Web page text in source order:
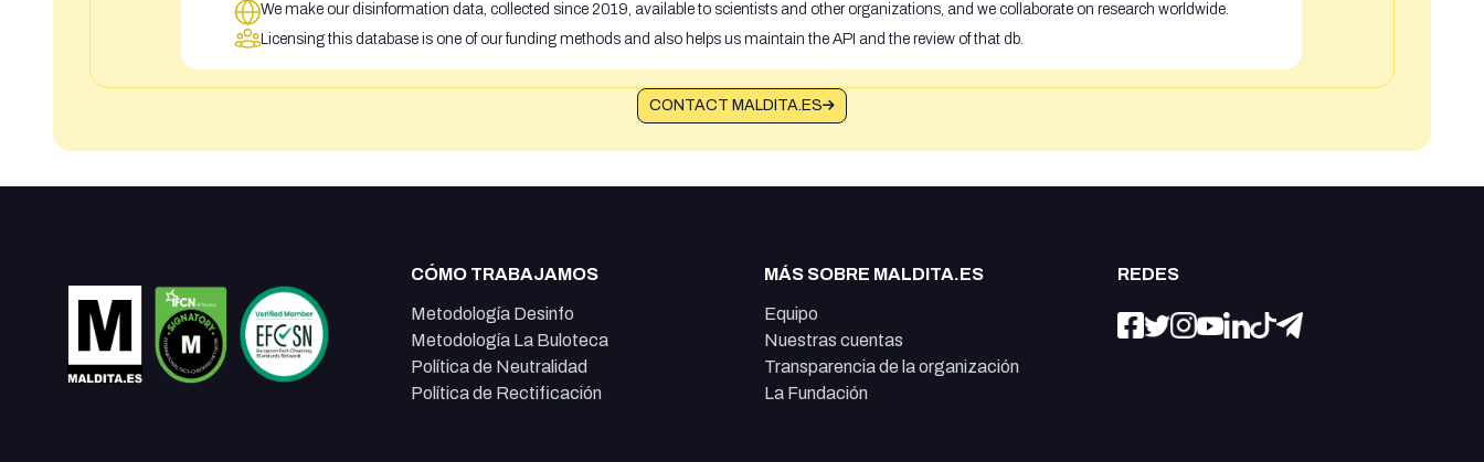
We make our disinformation data, collected since 2019, available to scientists and other organizations, and we collaborate on research worldwide.
Licensing this database is one of our funding methods and also helps us maintain the API and the review of that db.
CONTACT MALDITA.ES
CÓMO TRABAJAMOS
Metodología Desinfo
Metodología La Buloteca
Política de Neutralidad
Política de Rectificación
MÁS SOBRE MALDITA.ES
Equipo
Nuestras cuentas
Transparencia de la organización
La Fundación
REDES